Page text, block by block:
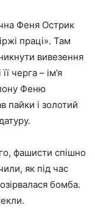
Феня Острик
праці». Там
вивезення
черга – ім’я
Феню
пайки і золотий
фашисти спішно
як під час
бомба.